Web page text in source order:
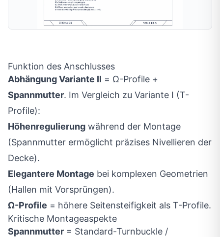
Funktion des Anschlusses
Abhängung Variante II = Ω-Profile +
Spannmutter. Im Vergleich zu Variante I (T-
Profile):
Höhenregulierung während der Montage
(Spannmutter ermöglicht präzises Nivellieren der
Decke).
Elegantere Montage bei komplexen Geometrien
(Hallen mit Vorsprüngen).
Ω-Profile = höhere Seitensteifigkeit als T-Profile.
Kritische Montageaspekte
Spannmutter = Standard-Turnbuckle /